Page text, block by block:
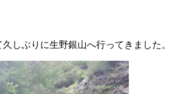
しぶりに生野銀山へ行ってきました。